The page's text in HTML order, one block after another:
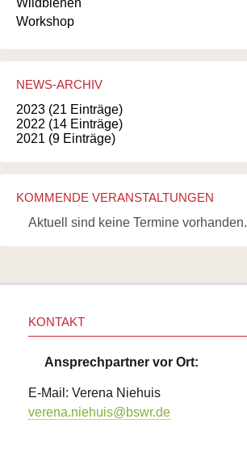
Wildbienen
Workshop
NEWS-ARCHIV
2023 (21 Einträge)
2022 (14 Einträge)
2021 (9 Einträge)
KOMMENDE VERANSTALTUNGEN
Aktuell sind keine Termine vorhanden.
KONTAKT
Ansprechpartner vor Ort:
E-Mail: Verena Niehuis
verena.niehuis@bswr.de